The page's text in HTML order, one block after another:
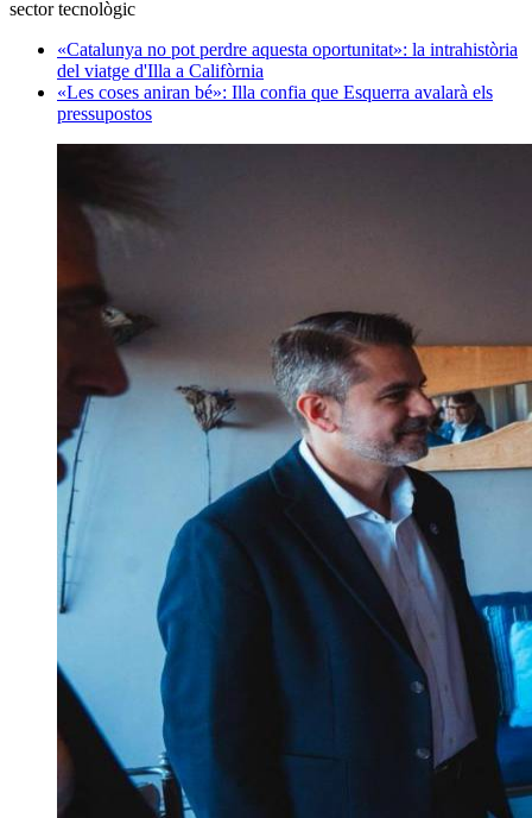
sector tecnològic
«Catalunya no pot perdre aquesta oportunitat»: la intrahistòria
del viatge d'Illa a Califòrnia
«Les coses aniran bé»: Illa confia que Esquerra avalarà els
pressupostos